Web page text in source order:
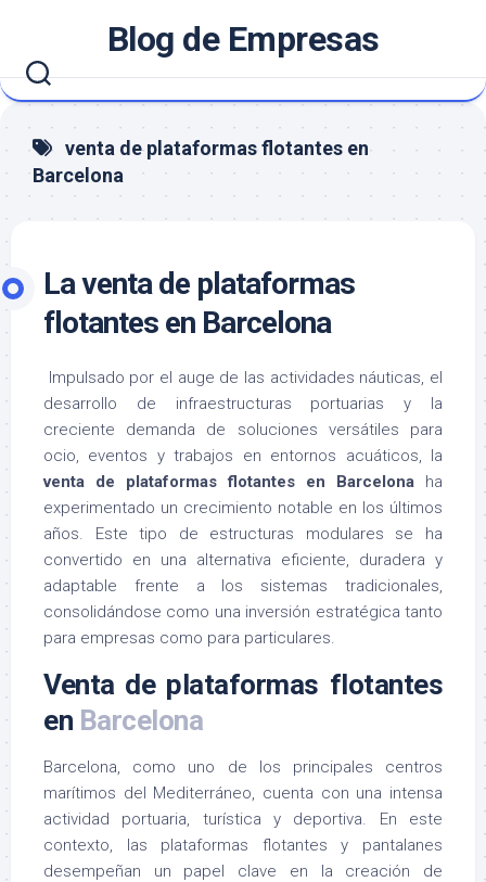
contenido
Blog de Empresas
venta de plataformas flotantes en
Barcelona
La venta de plataformas
flotantes en Barcelona
Impulsado por el auge de las actividades náuticas, el
desarrollo de infraestructuras portuarias y la
creciente demanda de soluciones versátiles para
ocio, eventos y trabajos en entornos acuáticos, la
venta de plataformas flotantes en Barcelona ha
experimentado un crecimiento notable en los últimos
años. Este tipo de estructuras modulares se ha
convertido en una alternativa eficiente, duradera y
adaptable frente a los sistemas tradicionales,
consolidándose como una inversión estratégica tanto
para empresas como para particulares.
Venta de plataformas flotantes
en Barcelona
Barcelona, como uno de los principales centros
marítimos del Mediterráneo, cuenta con una intensa
actividad portuaria, turística y deportiva. En este
contexto, las plataformas flotantes y pantalanes
desempeñan un papel clave en la creación de